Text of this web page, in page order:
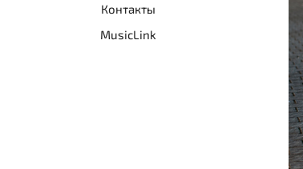
Контакты
MusicLink